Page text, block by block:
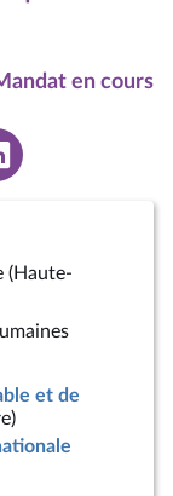
en cours
(Haute-
et de